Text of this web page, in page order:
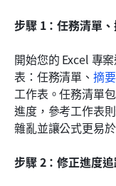
步驟 1：任務清單
開始您的 Excel 專
表：任務清單、摘
工作表。任務清單
進度，參考工作表
雜亂並讓公式更易
步驟 2：修正進度